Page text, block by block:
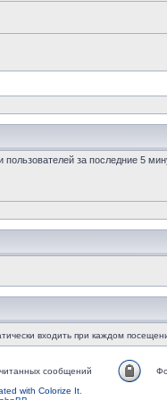
пользователей за последние 5
входить при каждом
сообщений
with Colorize It.